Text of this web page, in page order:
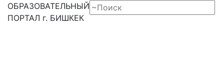
ОБРАЗОВАТЕЛЬНЫЙ
ПОРТАЛ г. БИШКЕК